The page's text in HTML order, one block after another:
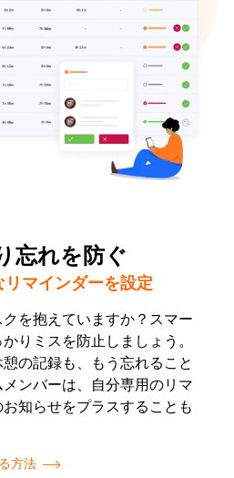
忘れを防ぐ
マインダーを設定
を抱えていますか？スマー
りミスを防止しましょう。
の記録も、もう忘れること
ンバーは、自分専用のリマ
知らせをプラスすることも
方法